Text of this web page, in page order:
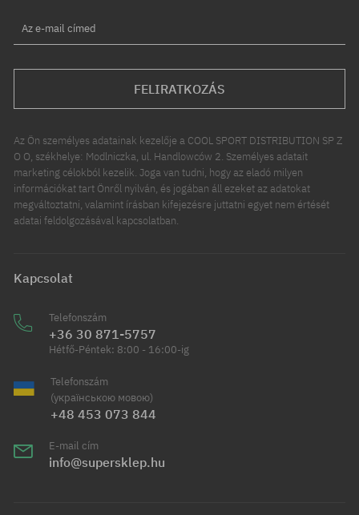
Az e-mail címed
FELIRATKOZÁS
Az Ön személyes adatainak kezelője a COOL SPORT DISTRIBUTION SP Z
O O, székhelye: Modlniczka, ul. Handlowców 2. Személyes adatait
marketing célokból kezelik. Joga van tudni, hogy az eladó milyen
információkat tart Önről nyilván, és jogában áll ezeket az adatokat
megváltoztatni, valamint írásban kifejezésre juttatni egyet nem értését
adatai feldolgozásával kapcsolatban.
Kapcsolat
Telefonszám
+36 30 871-5757
Hétfő-Péntek: 8:00 - 16:00-ig
Telefonszám
(українською мовою)
+48 453 073 844
E-mail cím
info@supersklep.hu